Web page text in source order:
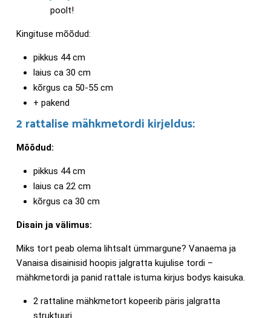
poolt!
Kingituse mõõdud:
pikkus 44 cm
laius ca 30 cm
kõrgus ca 50-55 cm
+ pakend
2 rattalise mähkmetordi kirjeldus:
Mõõdud:
pikkus 44 cm
laius ca 22 cm
kõrgus ca 30 cm
Disain ja välimus:
Miks tort peab olema lihtsalt ümmargune? Vanaema ja
Vanaisa disainisid hoopis jalgratta kujulise tordi –
mähkmetordi ja panid rattale istuma kirjus bodys kaisuka.
2 rattaline mähkmetort kopeerib päris jalgratta
struktuuri.